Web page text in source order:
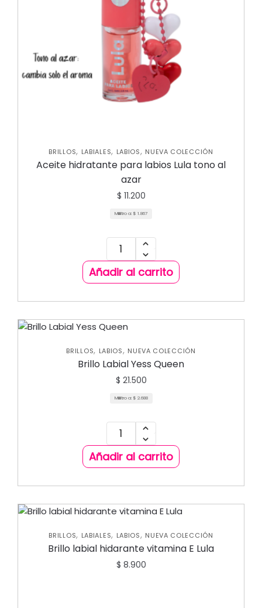
BRILLOS, LABIALES, LABIOS, NUEVA COLECCIÓN
Aceite hidratante para labios Lula tono al
azar
$ 11.200
Mililitro a: $ 1.867
Añadir al carrito
BRILLOS, LABIOS, NUEVA COLECCIÓN
Brillo Labial Yess Queen
$ 21.500
Mililitro a: $ 2.688
Añadir al carrito
BRILLOS, LABIALES, LABIOS, NUEVA COLECCIÓN
Brillo labial hidarante vitamina E Lula
$ 8.900